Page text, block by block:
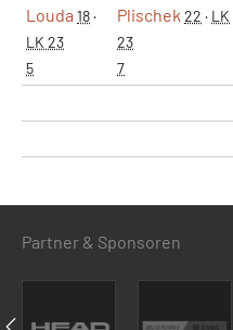
Louda 18·
LK 23
5
Plischek 22 · LK
23
7
Partner & Sponsoren